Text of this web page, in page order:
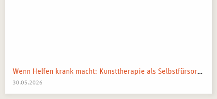
Wenn Helfen krank macht: Kunsttherapie als Selbstfürsorge in pflegenden und beratenden Berufen
30.05.2026